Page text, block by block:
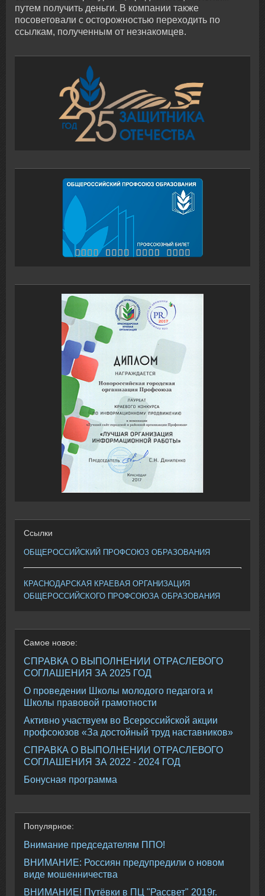
путем получить деньги. В компании также
посоветовали с осторожностью переходить по
ссылкам, полученным от незнакомцев.
Ссылки
ОБЩЕРОССИЙСКИЙ ПРОФСОЮЗ ОБРАЗОВАНИЯ
КРАСНОДАРСКАЯ КРАЕВАЯ ОРГАНИЗАЦИЯ
ОБЩЕРОССИЙСКОГО ПРОФСОЮЗА ОБРАЗОВАНИЯ
Самое новое:
СПРАВКА О ВЫПОЛНЕНИИ ОТРАСЛЕВОГО
СОГЛАШЕНИЯ ЗА 2025 ГОД
О проведении Школы молодого педагога и
Школы правовой грамотности
Активно участвуем во Всероссийской акции
профсоюзов «За достойный труд наставников»
СПРАВКА О ВЫПОЛНЕНИИ ОТРАСЛЕВОГО
СОГЛАШЕНИЯ ЗА 2022 - 2024 ГОД
Бонусная программа
Популярное:
Внимание председателям ППО!
ВНИМАНИЕ: Россиян предупредили о новом
виде мошенничества
ВНИМАНИЕ! Путёвки в ПЦ "Рассвет" 2019г.